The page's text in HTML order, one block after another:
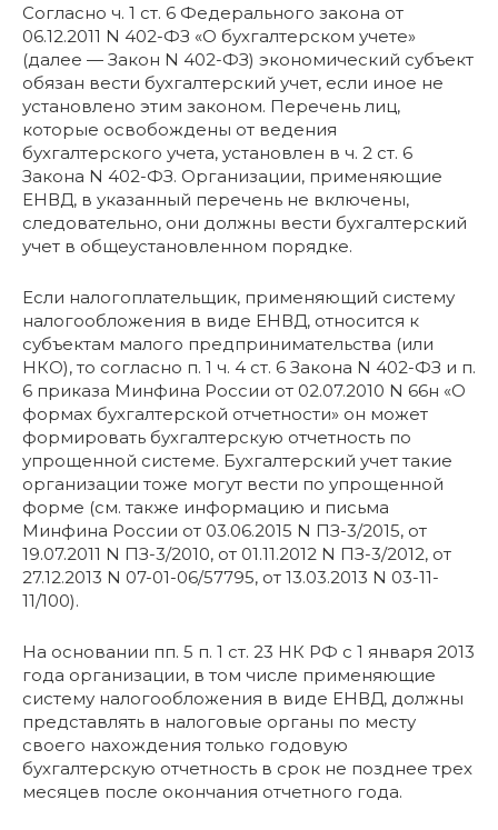
Согласно ч. 1 ст. 6 Федерального закона от
06.12.2011 N 402-ФЗ «О бухгалтерском учете»
(далее — Закон N 402-ФЗ) экономический субъект
обязан вести бухгалтерский учет, если иное не
установлено этим законом. Перечень лиц,
которые освобождены от ведения
бухгалтерского учета, установлен в ч. 2 ст. 6
Закона N 402-ФЗ. Организации, применяющие
ЕНВД, в указанный перечень не включены,
следовательно, они должны вести бухгалтерский
учет в общеустановленном порядке.
Если налогоплательщик, применяющий систему
налогообложения в виде ЕНВД, относится к
субъектам малого предпринимательства (или
НКО), то согласно п. 1 ч. 4 ст. 6 Закона N 402-ФЗ и п.
6 приказа Минфина России от 02.07.2010 N 66н «О
формах бухгалтерской отчетности» он может
формировать бухгалтерскую отчетность по
упрощенной системе. Бухгалтерский учет такие
организации тоже могут вести по упрощенной
форме (см. также информацию и письма
Минфина России от 03.06.2015 N ПЗ-3/2015, от
19.07.2011 N ПЗ-3/2010, от 01.11.2012 N ПЗ-3/2012, от
27.12.2013 N 07-01-06/57795, от 13.03.2013 N 03-11-
11/100).
На основании пп. 5 п. 1 ст. 23 НК РФ с 1 января 2013
года организации, в том числе применяющие
систему налогообложения в виде ЕНВД, должны
представлять в налоговые органы по месту
своего нахождения только годовую
бухгалтерскую отчетность в срок не позднее трех
месяцев после окончания отчетного года.